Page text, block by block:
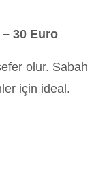
– 30 Euro
olur. Sabah
için ideal.